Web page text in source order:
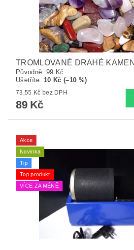
TROMLOVANÉ DRAHÉ
Původně: 99 Kč
Ušetříte:10 Kč (–10 %)
73,55 Kč bez DPH
89 Kč
Akce
Novinka
Tip
Top produkt
VÍCE ZA MÉNĚ